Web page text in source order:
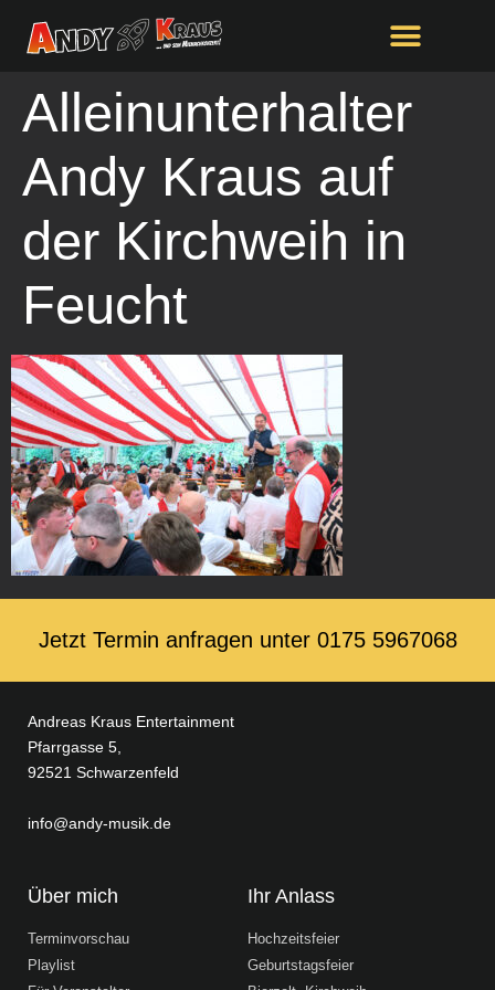
springen
Alleinunterhalter
Andy Kraus auf
der Kirchweih in
Feucht
Jetzt Termin anfragen unter ‭0175 5967068‬
Andreas Kraus Entertainment
Pfarrgasse 5,
92521 Schwarzenfeld
info@andy-musik.de
Über mich
Terminvorschau
Playlist
Ihr Anlass
Hochzeitsfeier
Geburtstagsfeier